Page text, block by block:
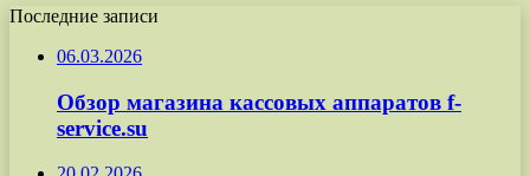
Последние записи
06.03.2026
Обзор магазина кассовых аппаратов f-
service.su